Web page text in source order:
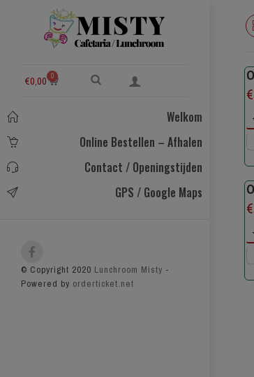
€0,00 0
Welkom
Online Bestellen – Afhalen
Contact / Openingstijden
GPS / Google Maps
© Copyright 2020 Lunchroom Misty -
Powered by orderticket.net
€
€